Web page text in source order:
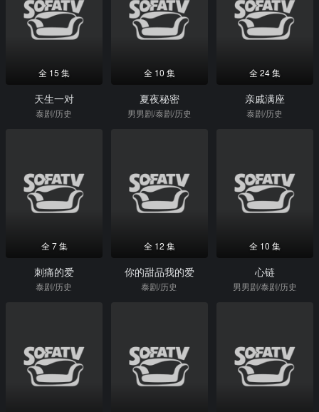
全 15 集
天生一对
泰剧/历史
全 10 集
夏夜秘密
男男剧/泰剧/历史
全 24 集
亲戚满座
泰剧/历史
全 7 集
刺痛的爱
泰剧/历史
全 12 集
你的甜品我的爱
泰剧/历史
全 10 集
心链
男男剧/泰剧/历史